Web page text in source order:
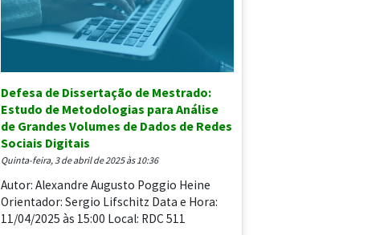
Defesa de Dissertação de Mestrado:
Estudo de Metodologias para Análise
de Grandes Volumes de Dados de Redes
Sociais Digitais
quinta-feira, 3 de abril de 2025 às 10:36
Autor: Alexandre Augusto Poggio Heine
Orientador: Sergio Lifschitz Data e Hora:
11/04/2025 às 15:00 Local: RDC 511